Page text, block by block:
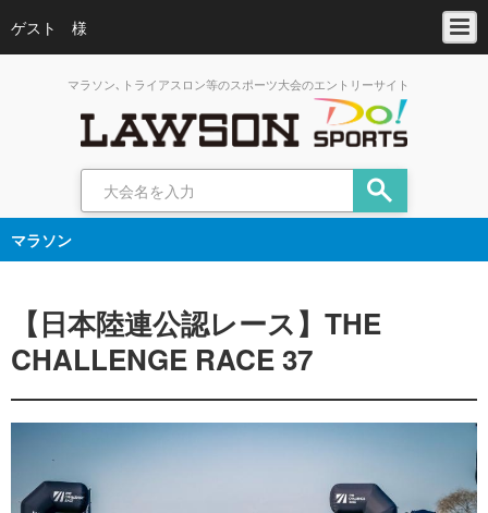
ゲスト 様
マラソン､トライアスロン等のスポーツ大会のエントリーサイト
マラソン
【日本陸連公認レース】THE
CHALLENGE RACE 37